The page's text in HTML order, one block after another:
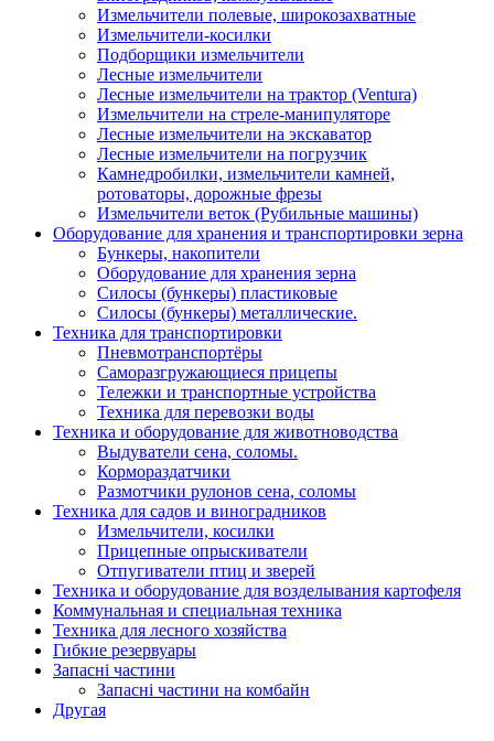
Измельчители полевые, широкозахватные
Измельчители-косилки
Подборщики измельчители
Лесные измельчители
Лесные измельчители на трактор (Ventura)
Измельчители на стреле-манипуляторе
Лесные измельчители на экскаватор
Лесные измельчители на погрузчик
Камнедробилки, измельчители камней,
ротоваторы, дорожные фрезы
Измельчители веток (Рубильные машины)
Оборудование для хранения и транспортировки зерна
Бункеры, накопители
Оборудование для хранения зерна
Силосы (бункеры) пластиковые
Силосы (бункеры) металлические.
Техника для транспортировки
Пневмотранспортёры
Саморазгружающиеся прицепы
Тележки и транспортные устройства
Техника для перевозки воды
Техника и оборудование для животноводства
Выдуватели сена, соломы.
Кормораздатчики
Размотчики рулонов сена, соломы
Техника для садов и виноградников
Измельчители, косилки
Прицепные опрыскиватели
Отпугиватели птиц и зверей
Техника и оборудование для возделывания картофеля
Коммунальная и специальная техника
Техника для лесного хозяйства
Гибкие резервуары
Запасні частини
Запасні частини на комбайн
Другая